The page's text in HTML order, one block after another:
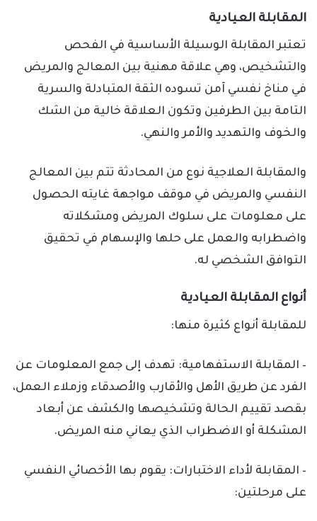
المقابلة العيادية
تعتبر المقابلة الوسيلة الأساسية في الفحص
والتشخيص، وهي علاقة مهنية بين المعالج والمريض
في مناخ نفسي آمن تسوده الثقة المتبادلة والسرية
التامة بين الطرفين وتكون العلاقة خالية من الشك
والخوف والتهديد والأمر والنهي.
والمقابلة العلاجية نوع من المحادثة تتم بين المعالج
النفسي والمريض في موقف مواجهة غايته الحصول
على معلومات على سلوك المريض ومشكلاته
واضطرابه والعمل على حلها والإسهام في تحقيق
التوافق الشخصي له.
أنواع المقابلة العيادية
للمقابلة أنواع كثيرة منها:
– المقابلة الاستفهامية: تهدف إلى جمع المعلومات عن
الفرد عن طريق الأهل والأقارب والأصدقاء وزملاء العمل،
بقصد تقييم الحالة وتشخيصها والكشف عن أبعاد
المشكلة أو الاضطراب الذي يعاني منه المريض.
– المقابلة لأداء الاختبارات: يقوم بها الأخصائي النفسي
على مرحلتين: